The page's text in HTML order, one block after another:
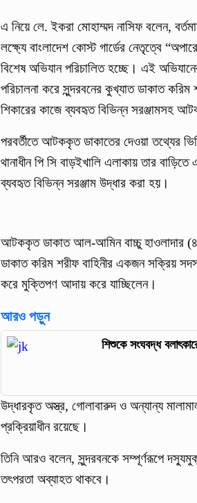
এ নিয়ে লে. ইকরা মোহাম্মদ নাসিফ বলেন,
লক্ষ্যে বাংলাদেশ কোস্ট গার্ডের নেতৃত্বে
বিশেষ অভিযান পরিচালিত হচ্ছে। এই
পরিচালনা করে সুন্দরবনের কুখ্যাত ডাকাত
শিকারের কাজে ব্যবহৃত বিভিন্ন সরঞ্জামসহ
পরবর্তীতে আটককৃত ডাকাতের দেওয়া তথ্যের
থানাধীন পি সি বাড়ইখালি এলাকায় তার
ব্যবহৃত বিভিন্ন সরঞ্জাম উদ্ধার করা হয়।
আটককৃত ডাকাত আল-আমিন বাচ্চু হাওলাদার
ডাকাত করিম শরীফ বাহিনীর একজন সক্রিয়
করে মুক্তিপণ আদায় করে যাচ্ছিলেন।
আরও পড়ুন
শিশুকে সংঘবদ্ধ
উদ্ধারকৃত অস্ত্র, গোলাবারুদ ও অন্যান্য
প্রক্রিয়াধীন রয়েছে।
তিনি আরও বলেন, সুন্দরবনকে সম্পূর্ণরূপে
তৎপরতা অব্যাহত থাকবে।